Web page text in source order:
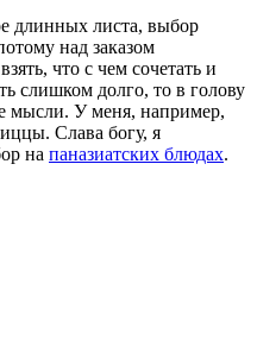
длинных листа, выбор
над заказом
что с чем сочетать и
слишком долго, то в голову
мысли. У меня, например,
Слава богу, я
на паназиатских блюдах.